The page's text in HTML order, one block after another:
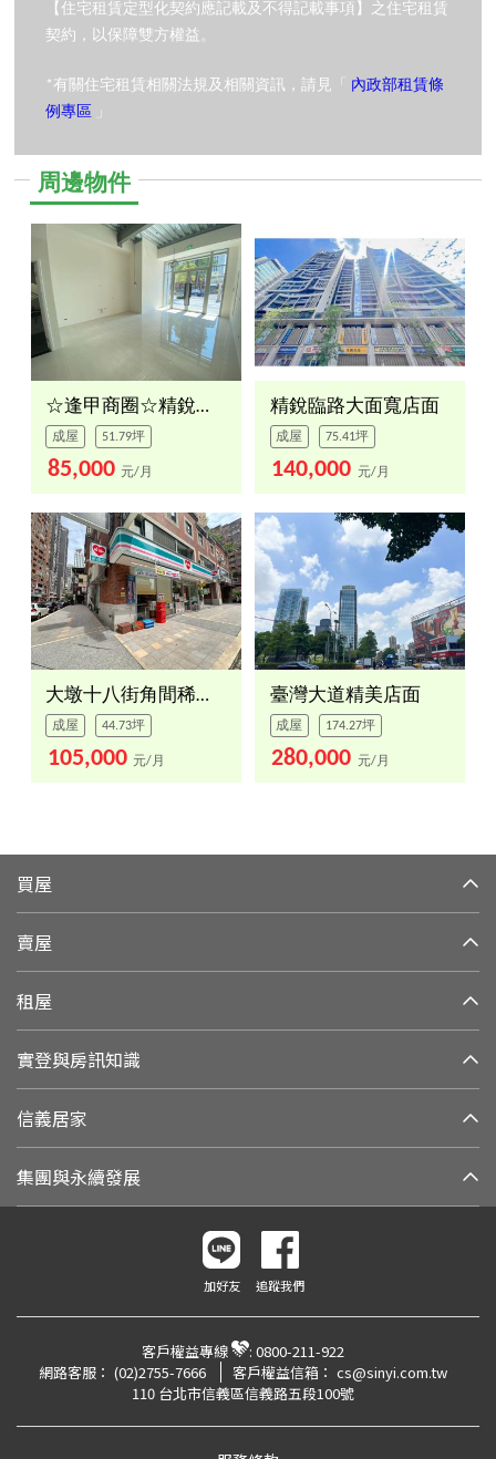
【住宅租賃定型化契約應記載及不得記載事項】之住宅租賃
契約，以保障雙方權益。
*有關住宅租賃相關法規及相關資訊，請見「 內政部租賃條
例專區 」
周邊物件
☆逢甲商圈☆精銳店面☆
成屋 51.79坪
85,000 元/月
精銳臨路大面寬店面
成屋 75.41坪
140,000 元/月
大墩十八街角間稀有金店面
成屋 44.73坪
105,000 元/月
臺灣大道精美店面
成屋 174.27坪
280,000 元/月
買屋
賣屋
租屋
實登與房訊知識
信義居家
集團與永續發展
加好友 追蹤我們
客戶權益專線 : 0800-211-922
網路客服： (02)2755-7666 客戶權益信箱： cs@sinyi.com.tw
110 台北市信義區信義路五段100號